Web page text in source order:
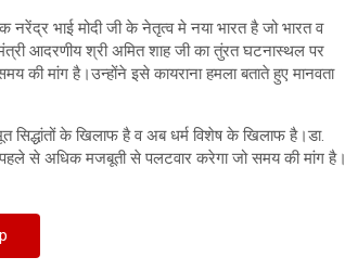
भाई मोदी जी के नेतृत्व मे नया भारत है जो भारत व
आदरणीय श्री अमित शाह जी का तुंरत घटनास्थल पर
की मांग है।उन्होंने इसे कायराना हमला बताते हुए मानवता
के खिलाफ है व अब धर्म विशेष के खिलाफ है।डा.
से अधिक मजबूती से पलटवार करेगा जो समय की मांग है।